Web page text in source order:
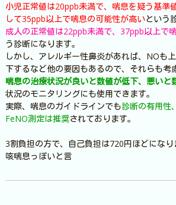
小児正常値は20ppb未満で、喘息を疑う基準
して35ppb以上で喘息の可能性が高いという
成人の正常値は22ppb未満で、37ppb以上で
う診断になります。
しかし、アレルギー性鼻炎があれば、NOも
下するなど他の要因もあるので、それらも考
喘息の治療状況が良いと数値が低下、悪いと
状況のモニタリングにも使用できます。
実際、喘息のガイドラインでも診断の有用性
FeNO測定は推奨されております。
3割負担の方で、自己負担は720円ほどになり
咳喘息っぽいと言